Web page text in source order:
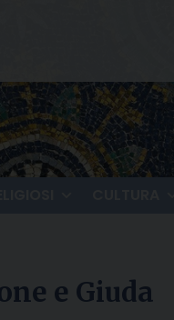
e Giuda